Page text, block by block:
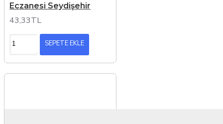
Eczanesi Seydişehir
43,33TL
SEPETE EKLE